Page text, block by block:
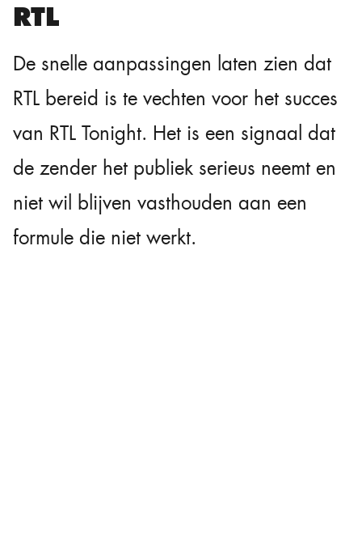
RTL
De snelle aanpassingen laten zien dat
RTL bereid is te vechten voor het succes
van RTL Tonight. Het is een signaal dat
de zender het publiek serieus neemt en
niet wil blijven vasthouden aan een
formule die niet werkt.